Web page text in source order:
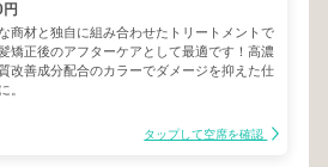
商材と独自に組み合わせたトリートメントで
矯正後のアフターケアとして最適です！高濃
改善成分配合のカラーでダメージを抑えた仕
。
タップして空席を確認